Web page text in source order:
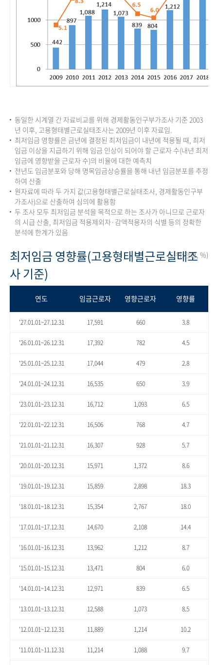
동일한 시계열 간 자료비교를 위해 경제활동인구부가조사 기준 2003
년 이후, 고용형태별근로실태조사는 2009년 이후 자료임.
최저임금 영향률은 금년에 결정된 최저임금이 내년에 적용될 때, 최저
임금 이상을 지급하기 위해 임금 인상이 되어야 할 근로자 수(내년 최저
임금에 영향받을 근로자 수)의 비율에 대한 예측치
전년도 임금분포와 당해 명목임금상승률을 통해 내년 임금분포를 추정
하여 산출
원자료에 따라 두 가지 값(고용형태별근로실태조사, 경제활동인구부
가조사)으로 산출하여 심의에 활용함
두 조사 모두 최저임금 분석을 목적으로 하는 조사가 아니므로 근로자
의 시급 산출, 최저임금 적용제외자·감액적용자의 식별 등의 정확한
분석에 한계가 있음
최저임금 영향률(고용형태별근로실태조
사 기준)
(단위:천명, %)
연도 임금근로자 영향근로자 영향률
'27.01.01~27.12.31 17,591 660 3.8
'26.01.01~26.12.31 17,392 782 4.5
'25.01.01~25.12.31 17,044 479 2.8
'24.01.01~24.12.31 16,535 650 3.9
'23.01.01~23.12.31 16,712 1,093 6.5
'22.01.01~22.12.31 16,506 768 4.7
'21.01.01~21.12.31 16,307 928 5.7
'20.01.01~20.12.31 15,971 1,372 8.6
'19.01.01~19.12.31 15,859 2,898 18.3
'18.01.01~18.12.31 15,354 2,767 18.0
'17.01.01~17.12.31 14,670 2,108 14.4
'16.01.01~16.12.31 13,962 1,212 8.7
'15.01.01~15.12.31 13,471 804 6.0
'14.01.01~14.12.31 12,971 839 6.5
'13.01.01~13.12.31 12,588 1,073 8.5
'12.01.01~12.12.31 11,889 1,214 10.2
'11.01.01~11.12.31 11,214 1,088 9.7